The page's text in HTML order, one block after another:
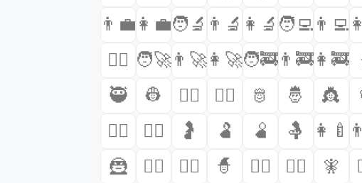
👨‍💼 👩‍💼🧑‍🔬 👨‍🔬 👩‍🔬 🧑‍💻 👨‍💻
👩‍✈️ 🧑‍🚀👨‍🚀👩‍🚀🧑‍🚒👨‍🚒👩‍🚒
🥷
👷 👷‍♂️ 👷‍♀️ 🫅 🤴 👸
👰‍♂️
👰‍♀️ 🤰 🫃 🫄 🤱 👩‍🍼
🦹
🦹‍♂️ 🦹‍♀️ 🧙 🧙‍♂️ 🧙‍♀️ 🧚